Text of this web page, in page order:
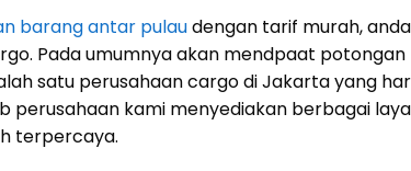
barang antar pulaudengan tarif murah, anda
Pada umumnya akan mendpaat potongan
satu perusahaan cargo di Jakarta yang
perusahaan kami menyediakan berbagai
terpercaya.